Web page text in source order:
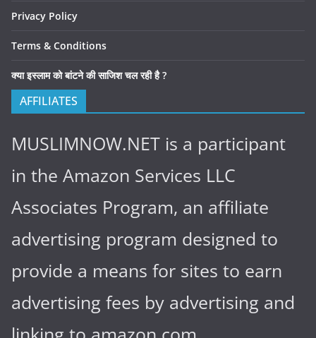
Privacy Policy
Terms & Conditions
क्या इस्लाम को बांटने की साजिश चल रही है ?
AFFILIATES
MUSLIMNOW.NET is a participant
in the Amazon Services LLC
Associates Program, an affiliate
advertising program designed to
provide a means for sites to earn
advertising fees by advertising and